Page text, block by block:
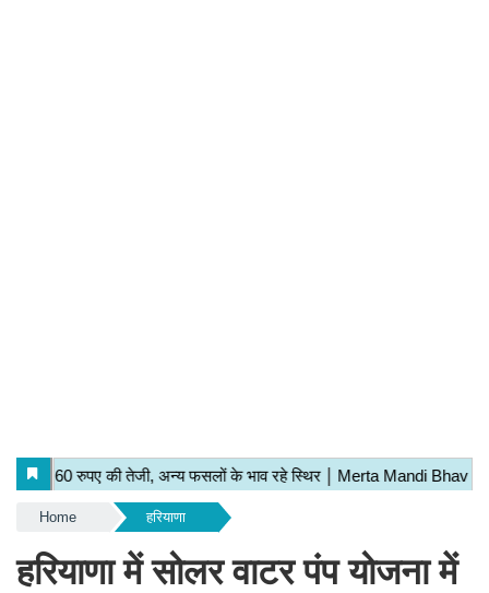
Home हरियाणा
हरियाणा में सोलर वाटर पंप योजना में